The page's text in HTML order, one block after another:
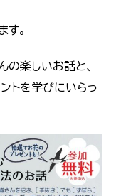
す。
楽しいお話と、
トを学びにいらっ